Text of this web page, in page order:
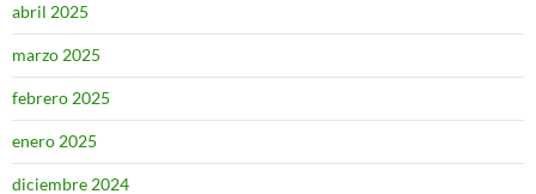
abril 2025
marzo 2025
febrero 2025
enero 2025
diciembre 2024